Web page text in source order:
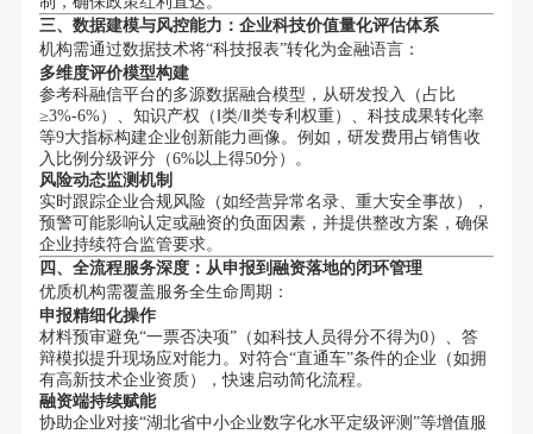
三、数据建模与风控能力：企业科技价值量化评估体系
机构需通过数据技术将“科技报表”转化为金融语言：
多维度评价模型构建
参考科融信平台的多源数据融合模型，从研发投入（占比
≥3%-6%）、知识产权（Ⅰ类/Ⅱ类专利权重）、科技成果转化率
等9大指标构建企业创新能力画像。例如，研发费用占销售收
入比例分级评分（6%以上得50分）。
风险动态监测机制
实时跟踪企业合规风险（如经营异常名录、重大安全事故），
预警可能影响认定或融资的负面因素，并提供整改方案，确保
企业持续符合监管要求。
四、全流程服务深度：从申报到融资落地的闭环管理
优质机构需覆盖服务全生命周期：
申报精细化操作
材料预审避免“一票否决项”（如科技人员得分不得为0）、答
辩模拟提升现场应对能力。对符合“直通车”条件的企业（如拥
有高新技术企业资质），快速启动简化流程。
融资端持续赋能
协助企业对接“湖北省中小企业数字化水平定级评测”等增值服